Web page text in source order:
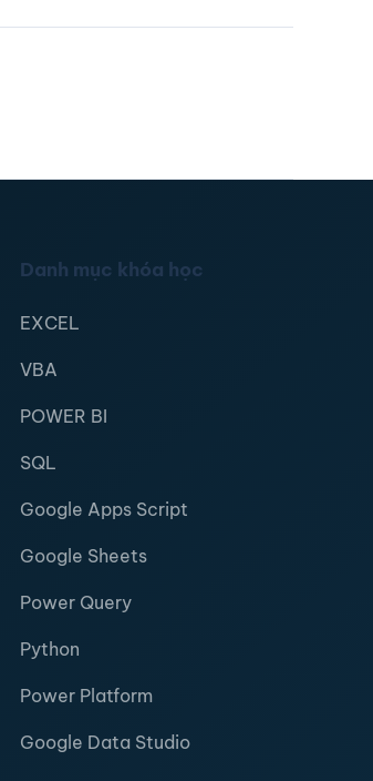
Danh mục khóa học
EXCEL
VBA
POWER BI
SQL
Google Apps Script
Google Sheets
Power Query
Python
Power Platform
Google Data Studio